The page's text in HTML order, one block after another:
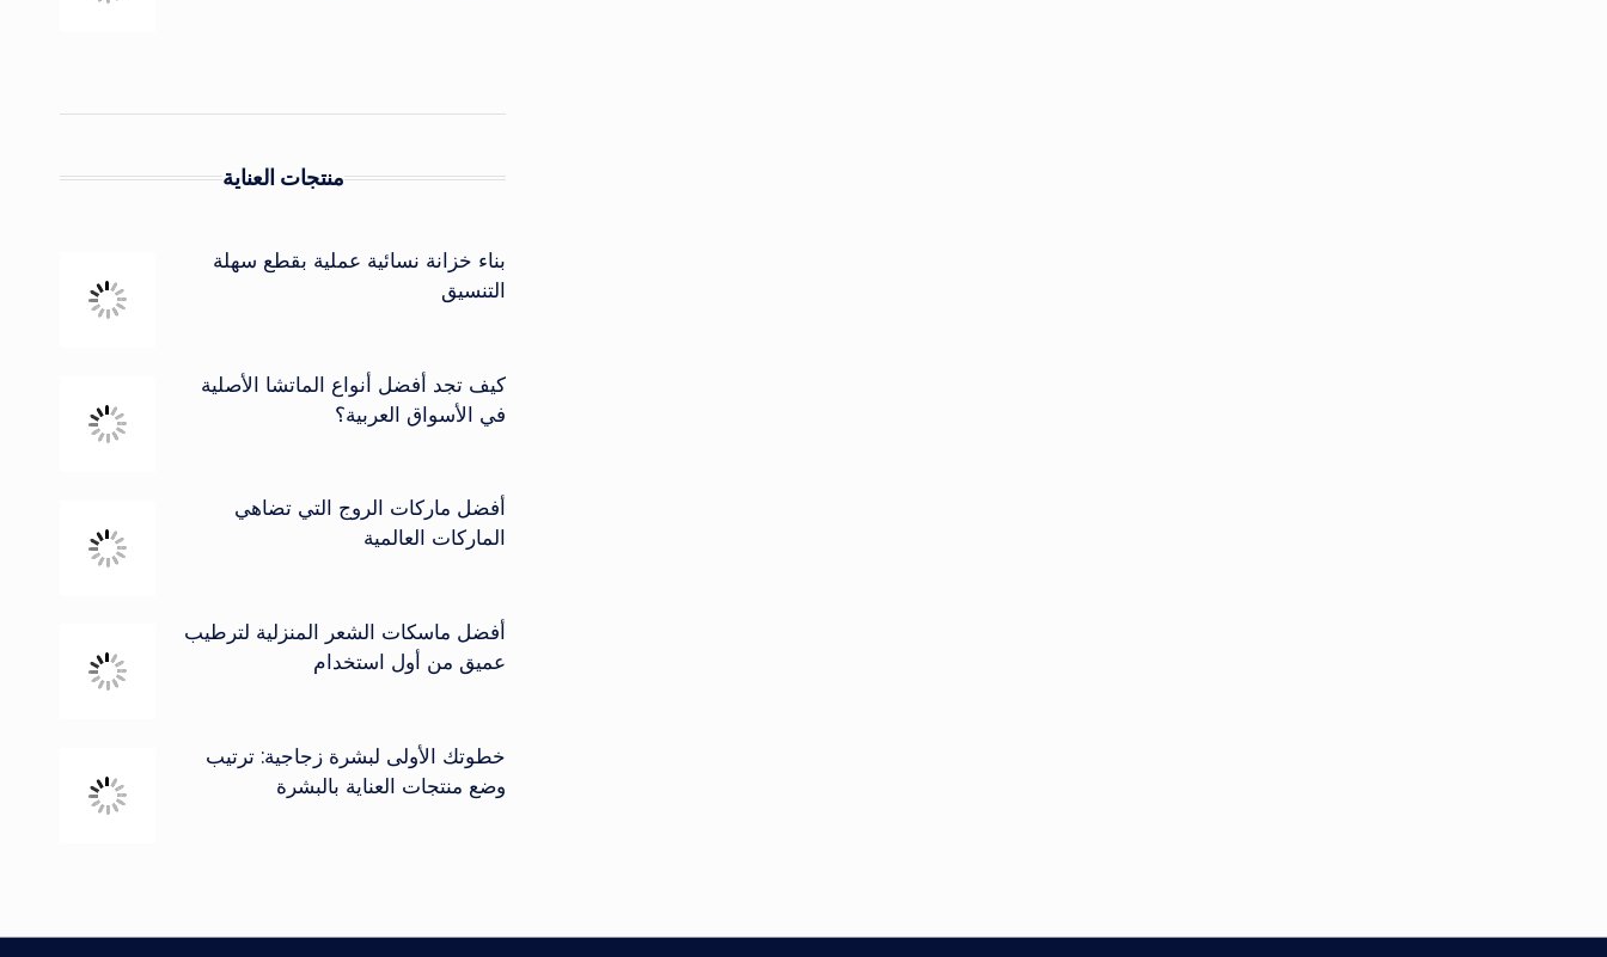
منتجات العناية
بناء خزانة نسائية عملية بقطع سهلة
التنسيق
كيف تجد أفضل أنواع الماتشا الأصلية
في الأسواق العربية؟
أفضل ماركات الروج التي تضاهي
الماركات العالمية
أفضل ماسكات الشعر المنزلية لترطيب
عميق من أول استخدام
خطوتك الأولى لبشرة زجاجية: ترتيب
وضع منتجات العناية بالبشرة